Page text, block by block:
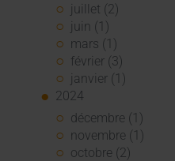
juillet (2)
juin (1)
mars (1)
février (3)
janvier (1)
2024
décembre (1)
novembre (1)
octobre (2)